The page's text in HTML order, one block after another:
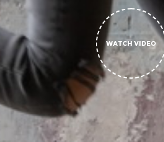
WATCH VIDEO